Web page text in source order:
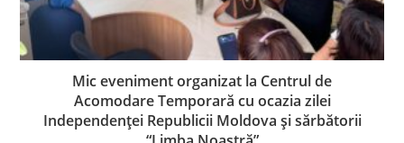
Mic eveniment organizat la Centrul de
Acomodare Temporară cu ocazia zilei
Independenței Republicii Moldova și sărbătorii